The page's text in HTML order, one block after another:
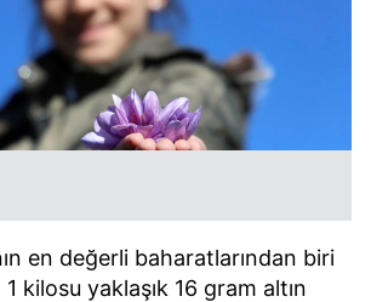
en değerli baharatlarından biri
kilosu yaklaşık 16 gram altın